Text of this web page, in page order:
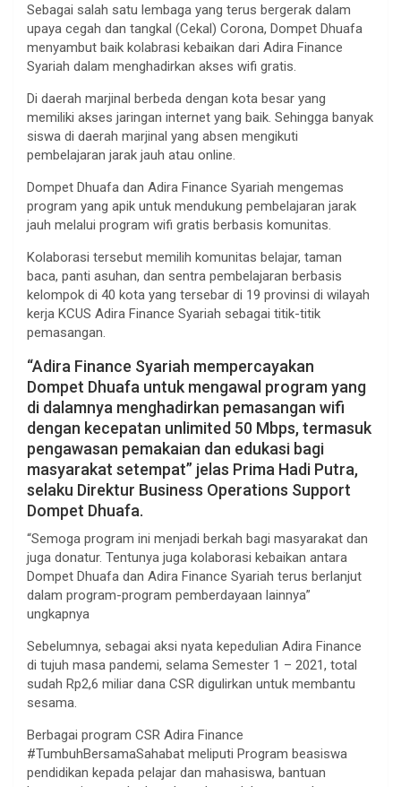
Sebagai salah satu lembaga yang terus bergerak dalam
upaya cegah dan tangkal (Cekal) Corona, Dompet Dhuafa
menyambut baik kolabrasi kebaikan dari Adira Finance
Syariah dalam menghadirkan akses wifi gratis.
Di daerah marjinal berbeda dengan kota besar yang
memiliki akses jaringan internet yang baik. Sehingga banyak
siswa di daerah marjinal yang absen mengikuti
pembelajaran jarak jauh atau online.
Dompet Dhuafa dan Adira Finance Syariah mengemas
program yang apik untuk mendukung pembelajaran jarak
jauh melalui program wifi gratis berbasis komunitas.
Kolaborasi tersebut memilih komunitas belajar, taman
baca, panti asuhan, dan sentra pembelajaran berbasis
kelompok di 40 kota yang tersebar di 19 provinsi di wilayah
kerja KCUS Adira Finance Syariah sebagai titik-titik
pemasangan.
“Adira Finance Syariah mempercayakan
Dompet Dhuafa untuk mengawal program yang
di dalamnya menghadirkan pemasangan wifi
dengan kecepatan unlimited 50 Mbps, termasuk
pengawasan pemakaian dan edukasi bagi
masyarakat setempat” jelas Prima Hadi Putra,
selaku Direktur Business Operations Support
Dompet Dhuafa.
“Semoga program ini menjadi berkah bagi masyarakat dan
juga donatur. Tentunya juga kolaborasi kebaikan antara
Dompet Dhuafa dan Adira Finance Syariah terus berlanjut
dalam program-program pemberdayaan lainnya”
ungkapnya
Sebelumnya, sebagai aksi nyata kepedulian Adira Finance
di tujuh masa pandemi, selama Semester 1 – 2021, total
sudah Rp2,6 miliar dana CSR digulirkan untuk membantu
sesama.
Berbagai program CSR Adira Finance
#TumbuhBersamaSahabat meliputi Program beasiswa
pendidikan kepada pelajar dan mahasiswa, bantuan